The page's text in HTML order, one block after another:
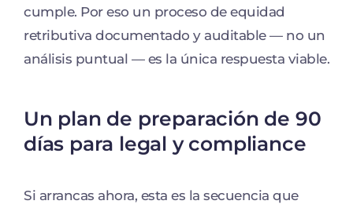
cumple. Por eso un proceso de equidad
retributiva documentado y auditable — no un
análisis puntual — es la única respuesta viable.
Un plan de preparación de 90
días para legal y compliance
Si arrancas ahora, esta es la secuencia que